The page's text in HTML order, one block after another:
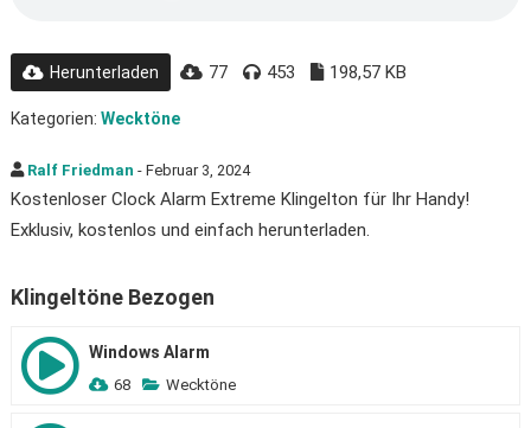
Herunterladen 77 453 198,57 KB
Kategorien: Wecktöne
Ralf Friedman - Februar 3, 2024
Kostenloser Clock Alarm Extreme Klingelton für Ihr Handy!
Exklusiv, kostenlos und einfach herunterladen.
Klingeltöne Bezogen
Windows Alarm
68 Wecktöne